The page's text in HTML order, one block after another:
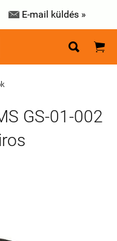
 E-mail küldés »
 
GS-01-002